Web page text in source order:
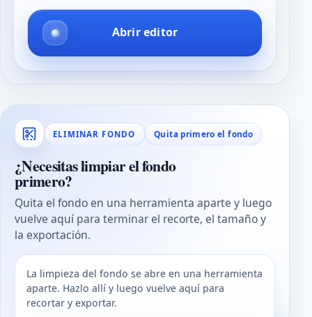
Abrir editor
ELIMINAR FONDO Quita primero el fondo
¿Necesitas limpiar el fondo
primero?
Quita el fondo en una herramienta aparte y luego
vuelve aquí para terminar el recorte, el tamaño y
la exportación.
La limpieza del fondo se abre en una herramienta
aparte. Hazlo allí y luego vuelve aquí para
recortar y exportar.